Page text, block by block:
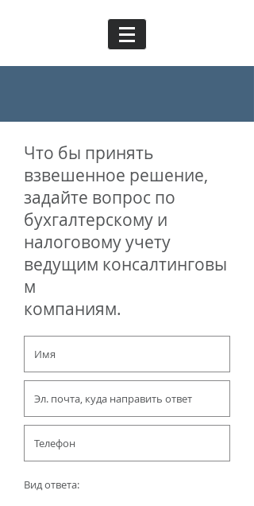
Что бы принять
взвешенное решение,
задайте вопрос по
бухгалтерскому и
налоговому учету
ведущим консалтинговы
м
компаниям.
Вид ответа: